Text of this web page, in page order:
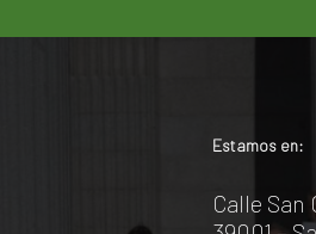
Estamos en:
Calle San